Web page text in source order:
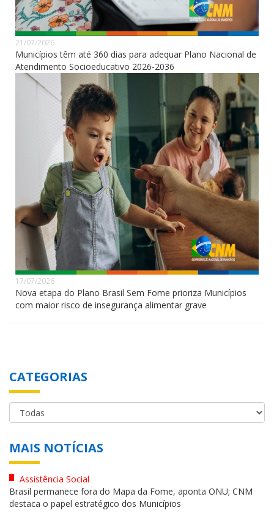
21/07/2026
Municípios têm até 360 dias para adequar Plano Nacional de
Atendimento Socioeducativo 2026-2036
17/07/2026
Nova etapa do Plano Brasil Sem Fome prioriza Municípios
com maior risco de insegurança alimentar grave
CATEGORIAS
MAIS NOTÍCIAS
Assistência Social
Brasil permanece fora do Mapa da Fome, aponta ONU; CNM
destaca o papel estratégico dos Municípios